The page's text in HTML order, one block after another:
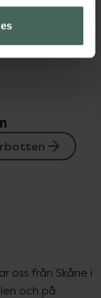
Visa
oss från Skåne i
och på